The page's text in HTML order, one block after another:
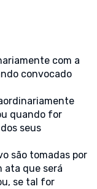
com a
convocado
quando for
seus
são tomadas por
ata que será
se tal for